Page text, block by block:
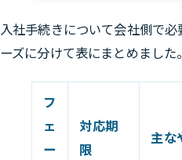
入社手続きについて会社側で
ーズに分けて表にまとめました。
フ
ェ
ー
対応期
限
主な